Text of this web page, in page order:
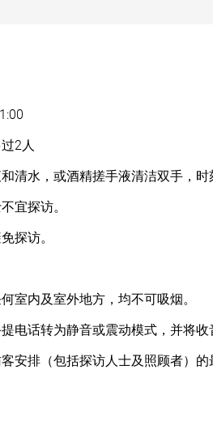
2人
和清水，或酒精搓手液清洁双手，时
宜探访。
探访。
室内及室外地方，均不可吸烟。
提电话转为静音或震动模式，并将
客安排（包括探访人士及照顾者）